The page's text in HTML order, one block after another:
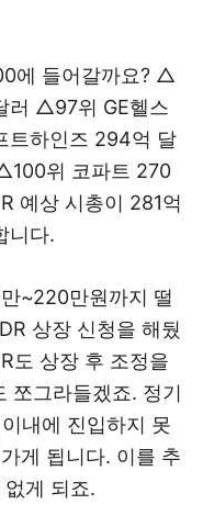
에 들어갈까요? △
러 △97위 GE헬스
하인즈 294억 달
위 코파트 270
예상 시총이 281억
니다.
~220만원까지 떨
상장 신청을 해뒀
도 상장 후 조정을
쪼그라들겠죠. 정기
내에 진입하지 못
게 됩니다. 이를 추
게 되죠.